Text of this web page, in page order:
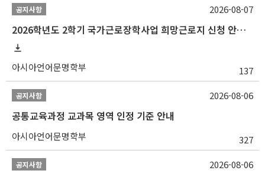
공지사항
2026학년도 2학기 국가근로장학사업 희망근로지 신청 안내
아시아언어문명학부 137
2026-08-07
공지사항
공통교육과정 교과목 영역 인정 기준 안내
아시아언어문명학부 327
2026-08-06
공지사항 2026-08-06